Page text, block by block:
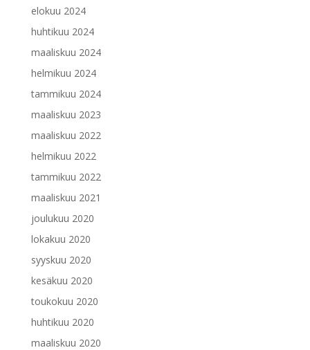
elokuu 2024
huhtikuu 2024
maaliskuu 2024
helmikuu 2024
tammikuu 2024
maaliskuu 2023
maaliskuu 2022
helmikuu 2022
tammikuu 2022
maaliskuu 2021
joulukuu 2020
lokakuu 2020
syyskuu 2020
kesäkuu 2020
toukokuu 2020
huhtikuu 2020
maaliskuu 2020